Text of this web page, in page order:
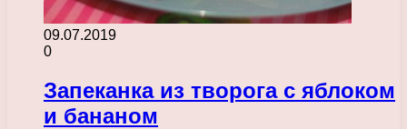
09.07.2019
0
Запеканка из творога с яблоком
и бананом